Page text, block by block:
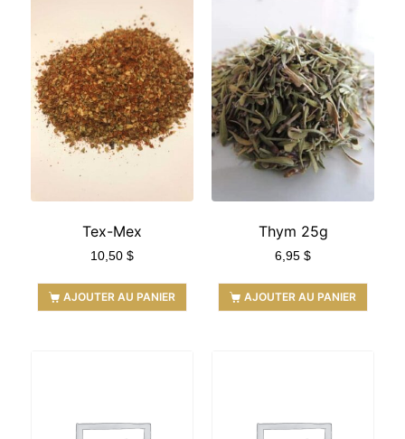
Tex-Mex
10,50 $
AJOUTER AU PANIER
Thym 25g
6,95 $
AJOUTER AU PANIER